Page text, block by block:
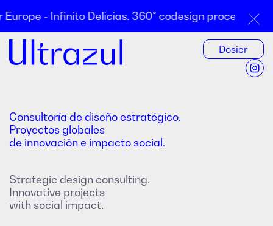
Dosier
Consultoría de diseño estratégico.
Proyectos globales
de innovación e impacto social.
Strategic design consulting.
Innovative projects
with social impact.
- Infinito Delicias. 360° codesign process for